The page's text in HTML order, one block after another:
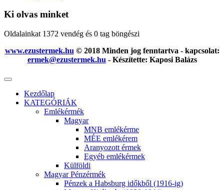
Ki olvas minket
Oldalainkat 1372 vendég és 0 tag böngészi
www.ezustermek.hu © 2018 Minden jog fenntartva - kapcsolat:
ermek@ezustermek.hu - Készítette: Kaposi Balázs
Kezdőlap
KATEGÓRIÁK
Emlékérmék
Magyar
MNB emlékérme
MÉE emlékérem
Aranyozott érmek
Egyéb emlékérmek
Külföldi
Magyar Pénzérmék
Pénzek a Habsburg időkből (1916-ig)